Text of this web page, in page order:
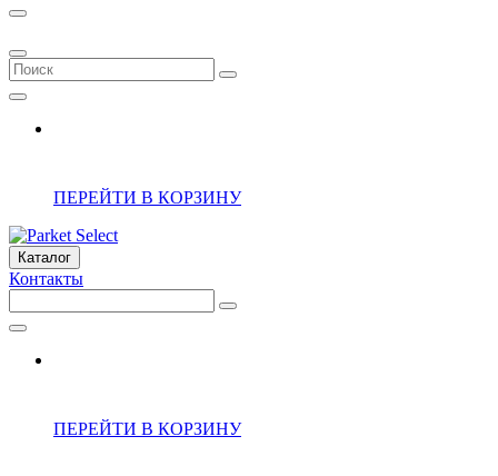
ПЕРЕЙТИ В КОРЗИНУ
Каталог
Контакты
ПЕРЕЙТИ В КОРЗИНУ